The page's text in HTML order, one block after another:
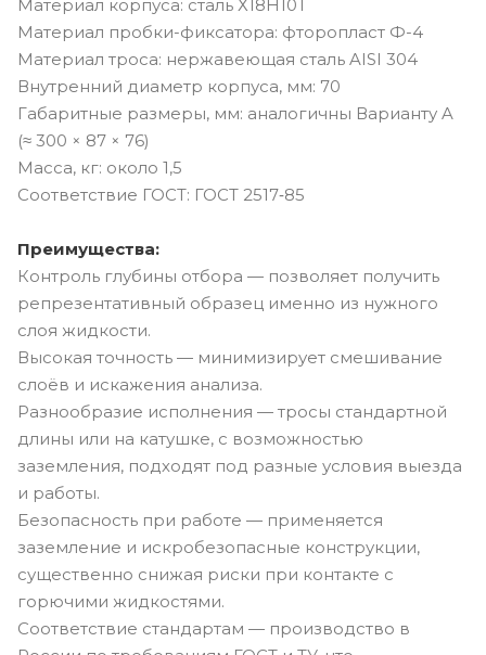
Материал корпуса: сталь Х18Н10Т
Материал пробки-фиксатора: фторопласт Ф-4
Материал троса: нержавеющая сталь AISI 304
Внутренний диаметр корпуса, мм: 70
Габаритные размеры, мм: аналогичны Варианту A
(≈ 300 × 87 × 76)
Масса, кг: около 1,5
Соответствие ГОСТ: ГОСТ 2517‑85
Преимущества:
Контроль глубины отбора — позволяет получить
репрезентативный образец именно из нужного
слоя жидкости.
Высокая точность — минимизирует смешивание
слоёв и искажения анализа.
Разнообразие исполнения — тросы стандартной
длины или на катушке, с возможностью
заземления, подходят под разные условия выезда
и работы.
Безопасность при работе — применяется
заземление и искробезопасные конструкции,
существенно снижая риски при контакте с
горючими жидкостями.
Соответствие стандартам — производство в